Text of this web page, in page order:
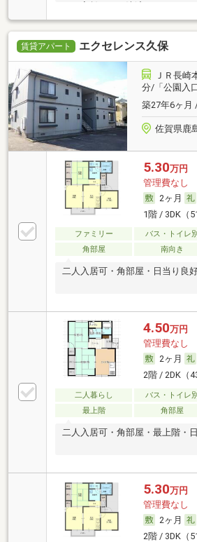
賃貸アパート エクセレンス久保
ＪＲ長崎
分/「公園入
築27年6ヶ月
佐賀県鹿
5.30万円
管理費なし
2ヶ月
1階 / 3DK（
ファミリー バス・トイレ別
角部屋
南向き
二人入居可・角部屋・日当り良
4.50万円
管理費なし
2ヶ月
2階 / 2DK（
二人暮らし バス・トイレ
最上階
角部屋
二人入居可・角部屋・最上階・
5.30万円
管理費なし
2ヶ月
2階 / 3DK（